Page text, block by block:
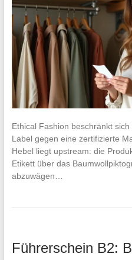
Ethical Fashion beschränkt
Label gegen eine zertifizierte
Hebel liegt upstream: die
Etikett über das
abzuwägen…
Führerschein B2: